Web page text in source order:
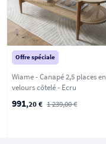
Offre spéciale
Wiame - Canapé 2,5 places en
velours côtelé - Ecru
991,20 € 1 239,00 €